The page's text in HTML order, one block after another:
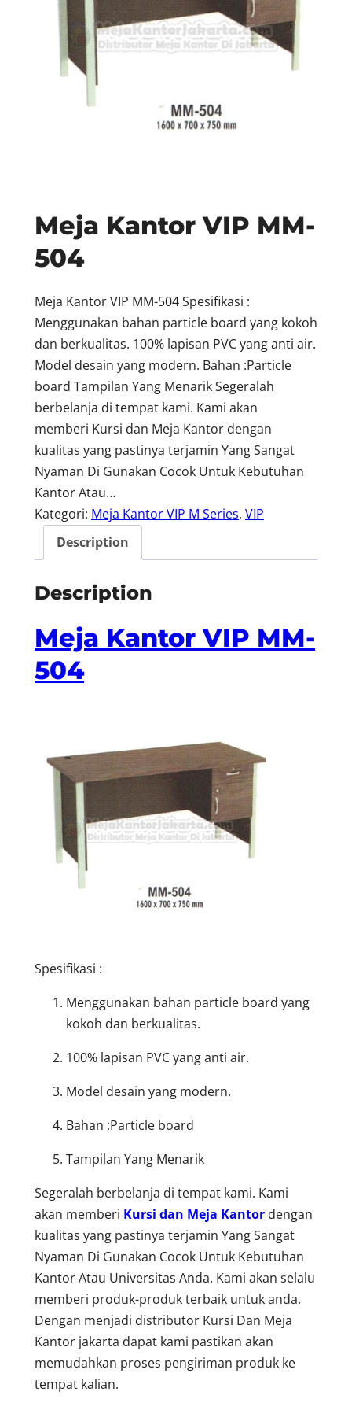
Meja Kantor VIP MM-
504
Meja Kantor VIP MM-504 Spesifikasi :
Menggunakan bahan particle board yang kokoh
dan berkualitas. 100% lapisan PVC yang anti air.
Model desain yang modern. Bahan :Particle
board Tampilan Yang Menarik Segeralah
berbelanja di tempat kami. Kami akan
memberi Kursi dan Meja Kantor dengan
kualitas yang pastinya terjamin Yang Sangat
Nyaman Di Gunakan Cocok Untuk Kebutuhan
Kantor Atau…
Kategori: Meja Kantor VIP M Series, VIP
Description
Description
Meja Kantor VIP MM-
504
Spesifikasi :
Menggunakan bahan particle board yang
kokoh dan berkualitas.
100% lapisan PVC yang anti air.
Model desain yang modern.
Bahan :Particle board
Tampilan Yang Menarik
Segeralah berbelanja di tempat kami. Kami
akan memberi Kursi dan Meja Kantor dengan
kualitas yang pastinya terjamin Yang Sangat
Nyaman Di Gunakan Cocok Untuk Kebutuhan
Kantor Atau Universitas Anda. Kami akan selalu
memberi produk-produk terbaik untuk anda.
Dengan menjadi distributor Kursi Dan Meja
Kantor jakarta dapat kami pastikan akan
memudahkan proses pengiriman produk ke
tempat kalian.